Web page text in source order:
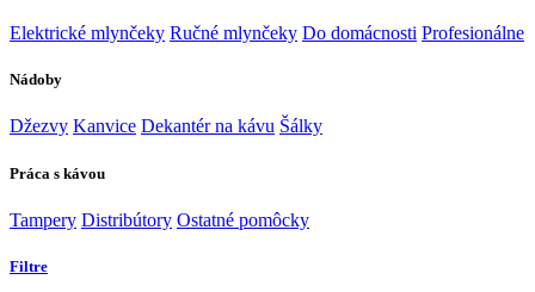
Elektrické mlynčeky Ručné mlynčeky Do domácnosti Profesionálne
Nádoby
Džezvy Kanvice Dekantér na kávu Šálky
Práca s kávou
Tampery Distribútory Ostatné pomôcky
Filtre